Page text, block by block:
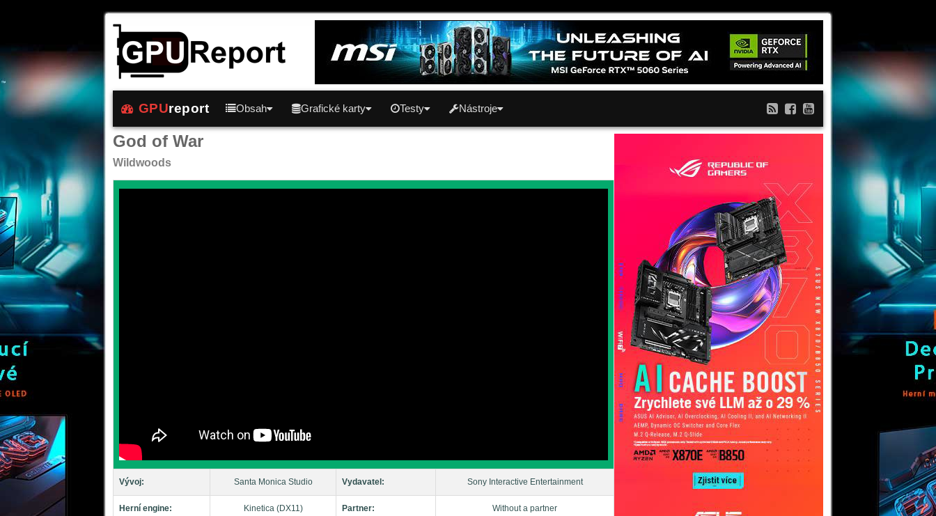
GPUreport Obsah Grafické karty Testy Nástroje
God of War
Wildwoods
Vývoj: Santa Monica Studio Vydavatel: Sony Interactive Entertainment
Herní engine: Kinetica (DX11) Partner: Without a partner